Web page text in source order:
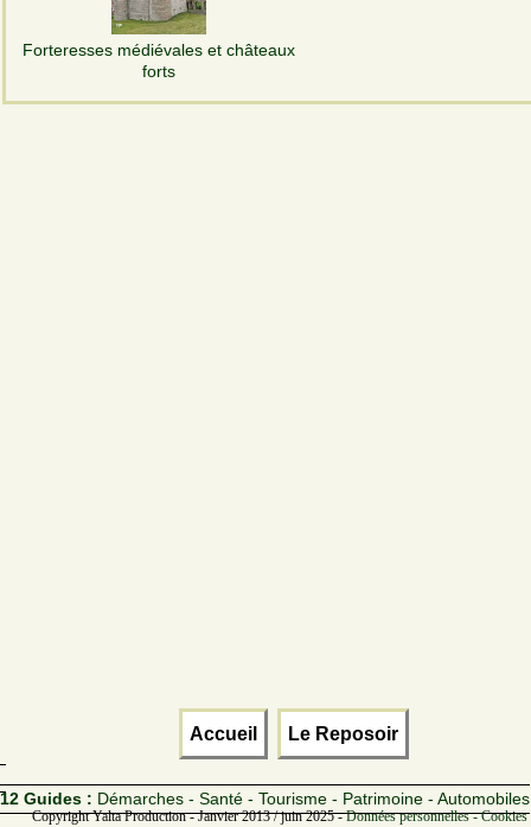
Forteresses médiévales et châteaux
forts
Accueil Le Reposoir
12 Guides : Démarches - Santé - Tourisme - Patrimoine - Automobiles
Copyright Yalta Production - Janvier 2013 / juin 2025 -Données personnelles -